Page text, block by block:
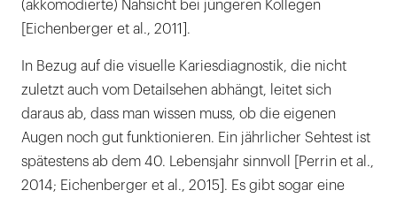
(akkomodierte) Nahsicht bei jüngeren Kollegen
[Eichenberger et al., 2011].
In Bezug auf die visuelle Kariesdiagnostik, die nicht
zuletzt auch vom Detailsehen abhängt, leitet sich
daraus ab, dass man wissen muss, ob die eigenen
Augen noch gut funktionieren. Ein jährlicher Sehtest ist
spätestens ab dem 40. Lebensjahr sinnvoll [Perrin et al.,
2014; Eichenberger et al., 2015]. Es gibt sogar eine